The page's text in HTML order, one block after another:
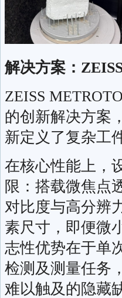
解决方案：
ZEISS
的创新解决方案
新定义了复杂工
在核心性能上，
限：搭载微焦点
对比度与高分辨
素尺寸，即便微
志性优势在于单
检测及测量任务
难以触及的隐藏